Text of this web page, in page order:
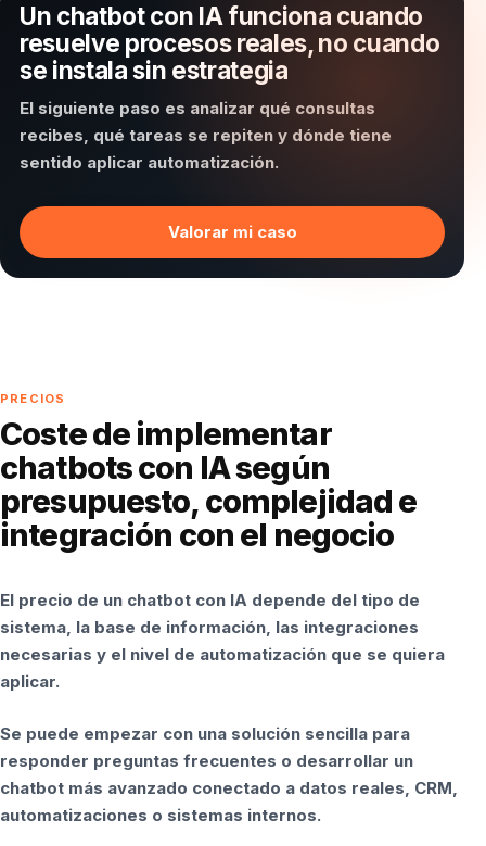
Un chatbot con IA funciona cuando
resuelve procesos reales, no cuando
se instala sin estrategia
El siguiente paso es analizar qué consultas
recibes, qué tareas se repiten y dónde tiene
sentido aplicar automatización.
Valorar mi caso
PRECIOS
Coste de implementar
chatbots con IA según
presupuesto, complejidad e
integración con el negocio
El precio de un chatbot con IA depende del tipo de
sistema, la base de información, las integraciones
necesarias y el nivel de automatización que se quiera
aplicar.
Se puede empezar con una solución sencilla para
responder preguntas frecuentes o desarrollar un
chatbot más avanzado conectado a datos reales, CRM,
automatizaciones o sistemas internos.